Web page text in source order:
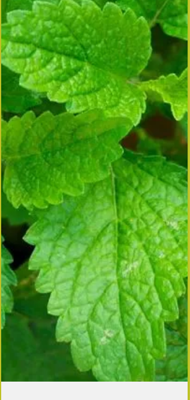
tombe sur une infusion « fleurs de sureau –
hibiscus –